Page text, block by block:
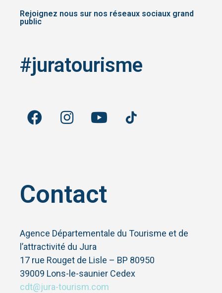
Rejoignez nous sur nos réseaux sociaux grand
public
#juratourisme
Contact
Agence Départementale du Tourisme et de
l’attractivité du Jura
17 rue Rouget de Lisle – BP 80950
39009 Lons-le-saunier Cedex
cdt@jura-tourism.com